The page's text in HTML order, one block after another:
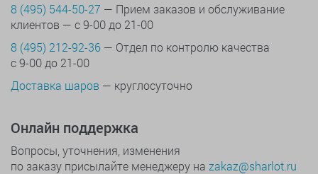
8 (495) 544-50-27 — Прием заказов и обслуживание
клиентов — с 9-00 до 21-00
8 (495) 212-92-36 — Отдел по контролю качества
с 9-00 до 21-00
Доставка шаров — круглосуточно
Онлайн поддержка
Вопросы, уточнения, изменения
по заказу присылайте менеджеру на zakaz@sharlot.ru